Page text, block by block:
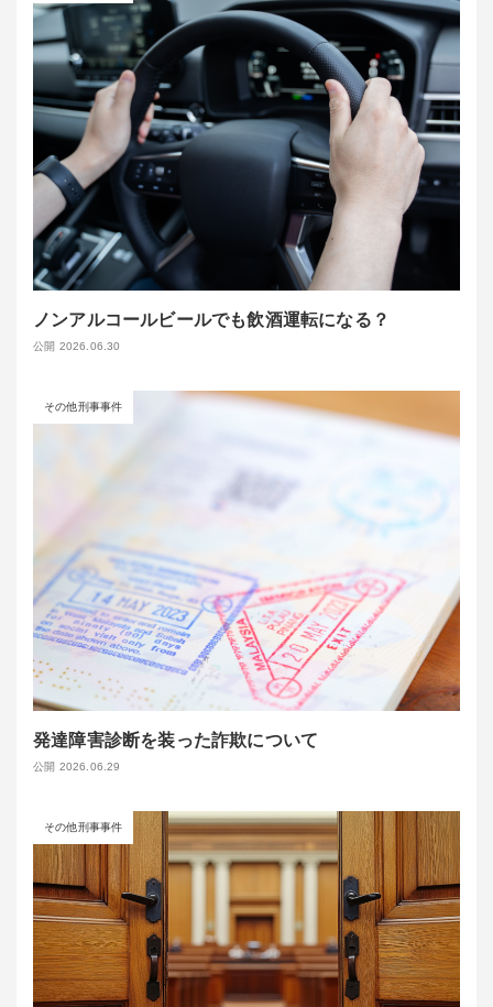
ノンアルコールビールでも飲酒運転になる？
公開 2026.06.30
その他刑事事件
発達障害診断を装った詐欺について
公開 2026.06.29
その他刑事事件